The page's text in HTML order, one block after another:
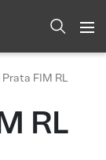
Prata FIM RL
RL